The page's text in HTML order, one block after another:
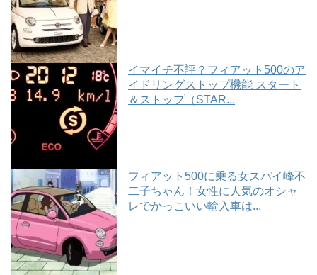
イマイチ不評？フィアット500のア
イドリングストップ機能 スタート
＆ストップ（STAR...
フィアット500に乗る女スパイ峰不
二子ちゃん！女性に人気のオシャ
レでかっこいい輸入車は...